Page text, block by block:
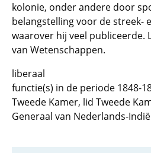
kolonie, onder andere door
belangstelling voor de streek-
waarover hij veel publiceerde.
van Wetenschappen.
liberaal
functie(s) in de periode 1848-
Tweede Kamer, lid Tweede
Generaal van Nederlands-Indië